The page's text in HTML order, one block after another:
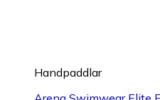
Handpaddlar